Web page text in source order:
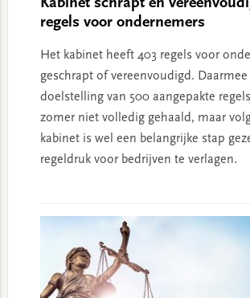
Kabinet schrapt en
regels voor ondernemers
Het kabinet heeft 403 regels voor
geschrapt of vereenvoudigd. Daarmee
doelstelling van 500 aangepakte
zomer niet volledig gehaald, maar
kabinet is wel een belangrijke stap
regeldruk voor bedrijven te verlagen.